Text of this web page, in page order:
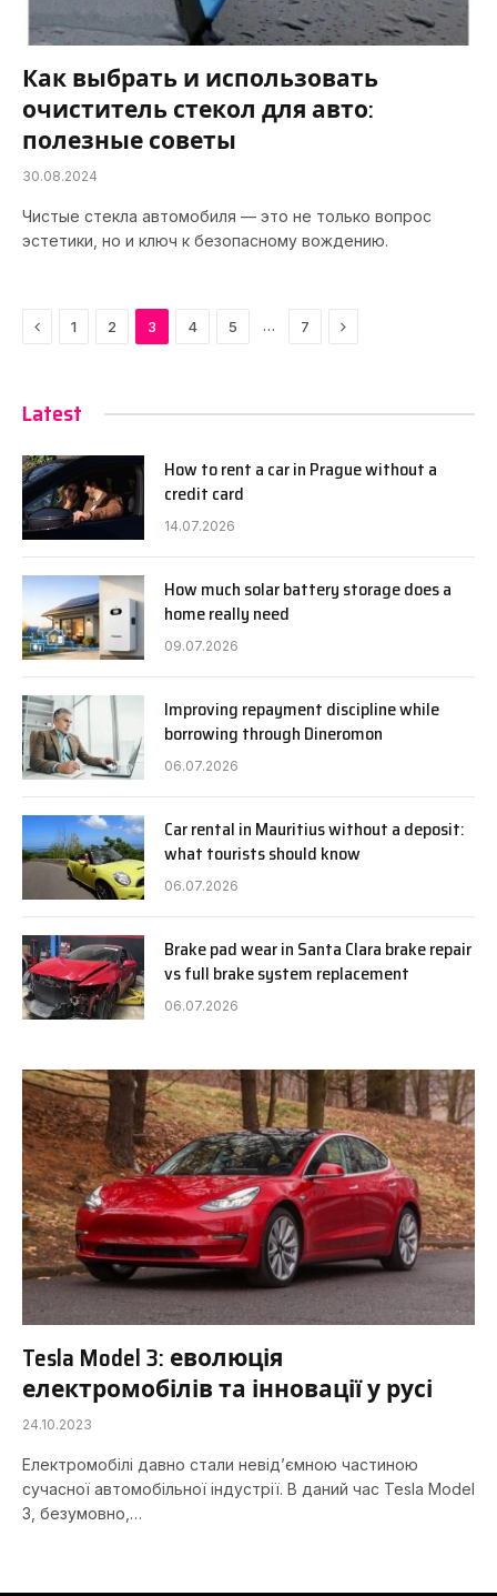
Как выбрать и использовать
очиститель стекол для авто:
полезные советы
30.08.2024
Чистые стекла автомобиля — это не только вопрос
эстетики, но и ключ к безопасному вождению.
Previous
1 2 3 4 5 … 7 Next
Latest
How to rent a car in Prague without a
credit card
14.07.2026
How much solar battery storage does a
home really need
09.07.2026
Improving repayment discipline while
borrowing through Dineromon
06.07.2026
Car rental in Mauritius without a deposit:
what tourists should know
06.07.2026
Brake pad wear in Santa Clara brake repair
vs full brake system replacement
06.07.2026
Tesla Model 3: еволюція
електромобілів та інновації у русі
24.10.2023
Електромобілі давно стали невід’ємною частиною
сучасної автомобільної індустрії. В даний час Tesla Model
3, безумовно,…